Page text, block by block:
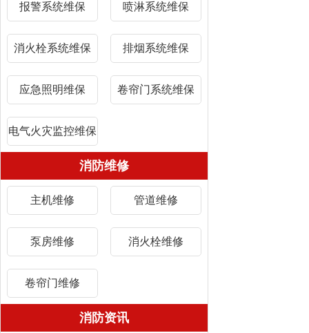
报警系统维保 喷淋系统维保
消火栓系统维保 排烟系统维保
应急照明维保 卷帘门系统维保
电气火灾监控维保
消防维修
主机维修 管道维修
泵房维修 消火栓维修
卷帘门维修
消防资讯